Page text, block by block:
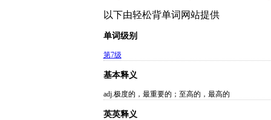
以下由轻松背单词网站提供
单词级别
第7级
基本释义
adj.极度的，最重要的；至高的，最高的
英英释义